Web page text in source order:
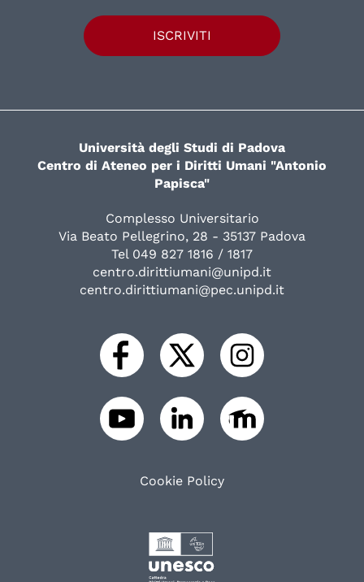
ISCRIVITI
Università degli Studi di Padova
Centro di Ateneo per i Diritti Umani "Antonio
Papisca"
Complesso Universitario
Via Beato Pellegrino, 28 - 35137 Padova
Tel 049 827 1816 / 1817
centro.dirittiumani@unipd.it
centro.dirittiumani@pec.unipd.it
Cookie Policy